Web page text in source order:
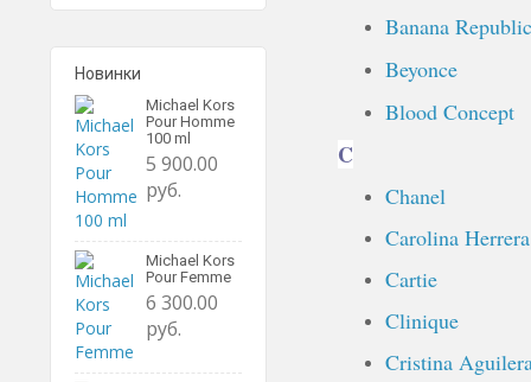
Новинки
Michael Kors
Pour Homme
100 ml
5 900.00
руб.
Michael Kors
Pour Femme
6 300.00
руб.
Banana Republic
Beyonce
Blood Concept
C
Chanel
Carolina Herrera
Cartie
Clinique
Cristina